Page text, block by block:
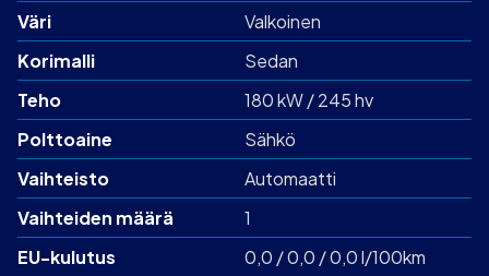
Väri
Valkoinen
Korimalli
Sedan
Teho
180 kW / 245 hv
Polttoaine
Sähkö
Vaihteisto
Automaatti
Vaihteiden määrä
1
EU-kulutus
0,0 / 0,0 / 0,0 l/100km